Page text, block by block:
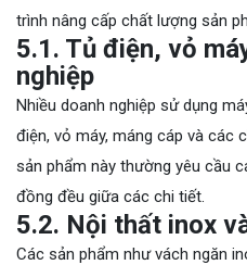
trình nâng cấp chất lượng sản
5.1. Tủ điện, vỏ
nghiệp
Nhiều doanh nghiệp sử dụng
điện, vỏ máy, máng cáp và các
sản phẩm này thường yêu cầu
đồng đều giữa các chi tiết.
5.2. Nội thất inox
Các sản phẩm như vách ngăn